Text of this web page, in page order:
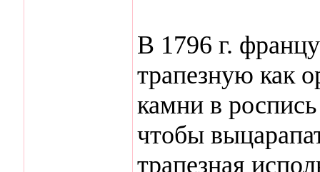
В 1796 г.
трапезную как
камни в
чтобы
трапезная